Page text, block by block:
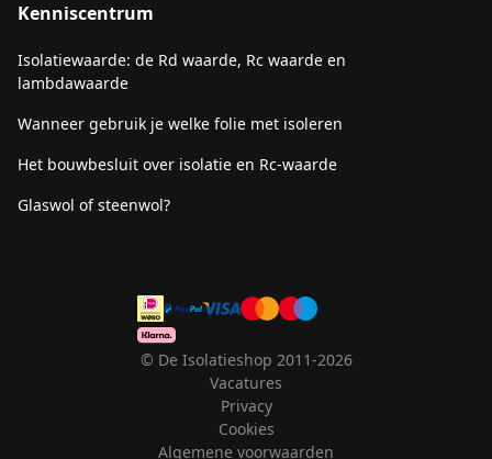
Kenniscentrum
Isolatiewaarde: de Rd waarde, Rc waarde en
lambdawaarde
Wanneer gebruik je welke folie met isoleren
Het bouwbesluit over isolatie en Rc-waarde
Glaswol of steenwol?
© De Isolatieshop 2011-2026
Vacatures
Privacy
Cookies
Algemene voorwaarden